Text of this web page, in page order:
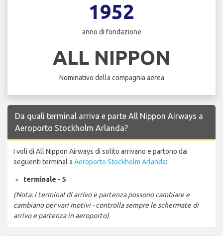
1952
anno di fondazione
ALL NIPPON
Nominativo della compagnia aerea
Da quali terminal arriva e parte All Nippon Airways a
Aeroporto Stockholm Arlanda?
I voli di All Nippon Airways di solito arrivano e partono dai
seguenti terminal a Aeroporto Stockholm Arlanda:
terminale - 5
(Nota: i terminal di arrivo e partenza possono cambiare e
cambiano per vari motivi - controlla sempre le schermate di
arrivo e partenza in aeroporto)